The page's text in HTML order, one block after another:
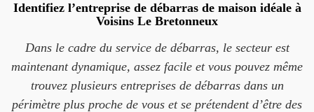
Identifiez l’entreprise de débarras de maison idéale à
Voisins Le Bretonneux
Dans le cadre du service de débarras, le secteur est
maintenant dynamique, assez facile et vous pouvez même
trouvez plusieurs entreprises de débarras dans un
périmètre plus proche de vous et se prétendent d’être des